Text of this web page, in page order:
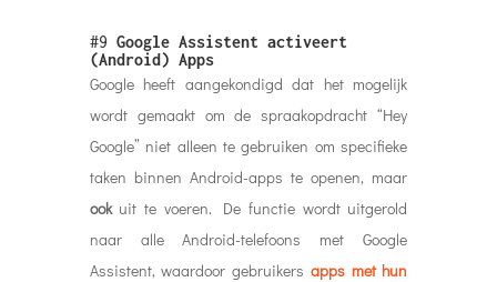
#9 Google Assistent activeert
(Android) Apps
Google heeft aangekondigd dat het mogelijk
wordt gemaakt om de spraakopdracht “Hey
Google” niet alleen te gebruiken om specifieke
taken binnen Android-apps te openen, maar
ookuit te voeren. De functie wordt uitgerold
naar alle Android-telefoons met Google
Assistent, waardoor gebruikers apps met hun